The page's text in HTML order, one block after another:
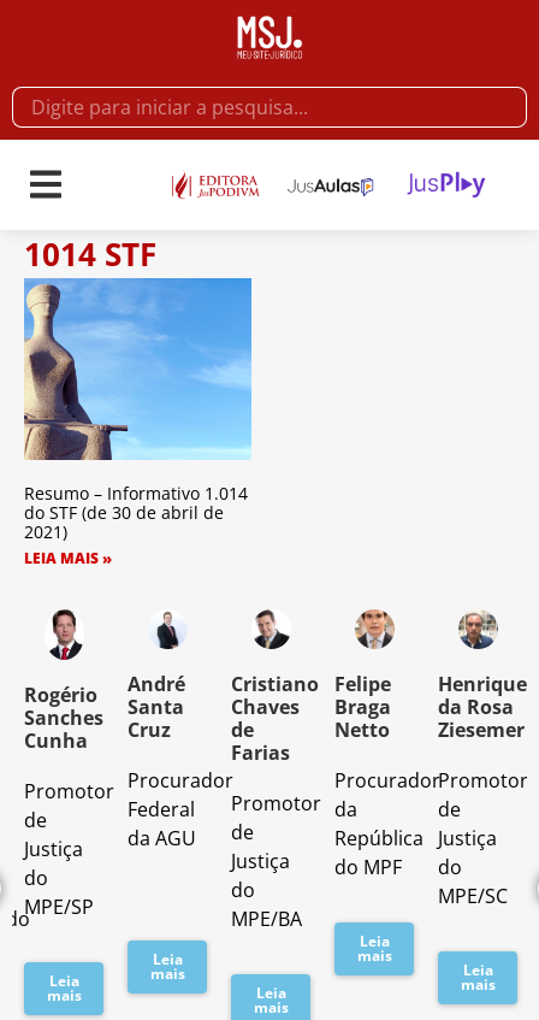
1014 STF
Resumo – Informativo 1.014
do STF (de 30 de abril de
2021)
LEIA MAIS »
Rogério
Sanches
Cunha
Promotor
de
Justiça
do
MPE/SP
Leia
mais
André
Santa
Cruz
Procurador
Federal
da AGU
Leia
mais
Cristiano
Chaves
de
Farias
Promotor
de
Justiça
do
MPE/BA
Leia
mais
Felipe
Braga
Netto
Procurador
da
República
do MPF
Leia
mais
Henrique
da Rosa
Ziesemer
Promotor
de
Justiça
do
MPE/SC
Leia
mais